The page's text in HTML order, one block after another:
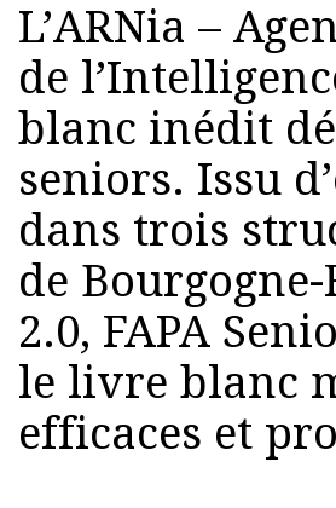
L’ARNia –
de
blanc inédit
seniors. Issu
dans trois
de
2.0, FAPA
le livre blanc
efficaces et